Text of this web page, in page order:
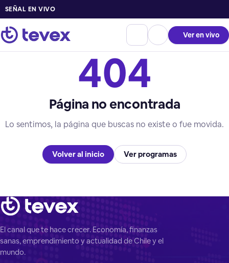
SEÑAL EN VIVO
Ver en vivo
404
Página no encontrada
Lo sentimos, la página que buscas no existe o fue movida.
Volver al inicio Ver programas
El canal que te hace crecer. Economía, finanzas
sanas, emprendimiento y actualidad de Chile y el
mundo.